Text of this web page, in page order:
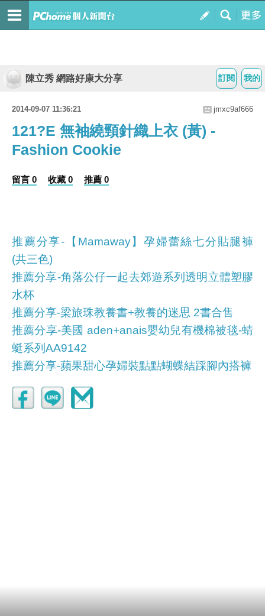
我的
訂閱
陳立秀 網路好康大分享
2014-09-07 11:36:21 jmxc9af666
121?E 無袖繞頸針織上衣 (黃) -
Fashion Cookie
留言 0 收藏 0 推薦 0
推薦分享-【Mamaway】孕婦蕾絲七分貼腿褲
(共三色)
推薦分享-角落公仔一起去郊遊系列透明立體塑膠
水杯
推薦分享-梁旅珠教養書+教養的迷思 2書合售
推薦分享-美國 aden+anais嬰幼兒有機棉被毯-蜻
蜓系列AA9142
推薦分享-蘋果甜心孕婦裝點點蝴蝶結踩腳內搭褲